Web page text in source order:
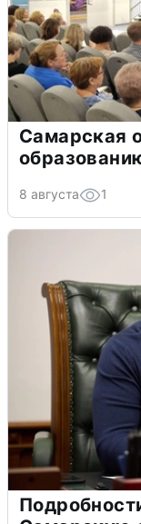
Самарская
8 августа 1